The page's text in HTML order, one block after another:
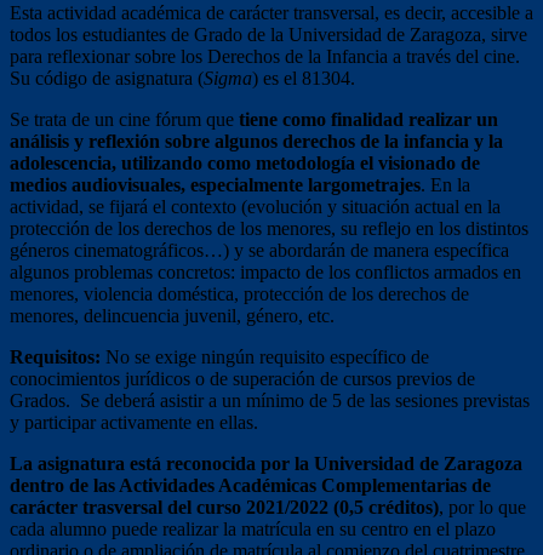
Esta actividad académica de carácter transversal, es decir, accesible a
todos los estudiantes de Grado de la Universidad de Zaragoza, sirve
para reflexionar sobre los Derechos de la Infancia a través del cine.
Su código de asignatura (Sigma) es el 81304.
Se trata de un cine fórum que tiene como finalidad realizar un
análisis y reflexión sobre algunos derechos de la infancia y la
adolescencia, utilizando como metodología el visionado de
medios audiovisuales, especialmente largometrajes. En la
actividad, se fijará el contexto (evolución y situación actual en la
protección de los derechos de los menores, su reflejo en los distintos
géneros cinematográficos…) y se abordarán de manera específica
algunos problemas concretos: impacto de los conflictos armados en
menores, violencia doméstica, protección de los derechos de
menores, delincuencia juvenil, género, etc.
Requisitos: No se exige ningún requisito específico de
conocimientos jurídicos o de superación de cursos previos de
Grados. Se deberá asistir a un mínimo de 5 de las sesiones previstas
y participar activamente en ellas.
La asignatura está reconocida por la Universidad de Zaragoza
dentro de las Actividades Académicas Complementarias de
carácter trasversal del curso 2021/2022 (0,5 créditos), por lo que
cada alumno puede realizar la matrícula en su centro en el plazo
ordinario o de ampliación de matrícula al comienzo del cuatrimestre.